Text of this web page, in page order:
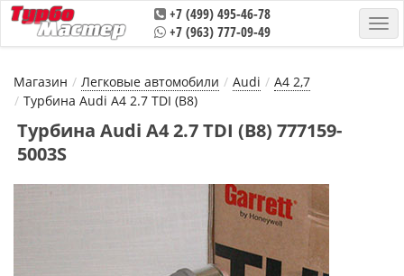
+7 (499) 495-46-78
+7 (963) 777-09-49
Магазин Легковые автомобили Audi
A4 2,7
Турбина Audi A4 2.7 TDI (B8)
Турбина Audi A4 2.7 TDI (B8) 777159-
5003S